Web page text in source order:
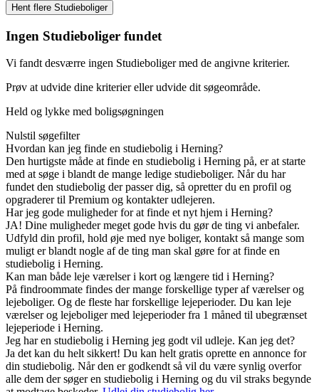
Ingen Studieboliger fundet
Vi fandt desværre ingen Studieboliger med de angivne kriterier.
Prøv at udvide dine kriterier eller udvide dit søgeområde.
Held og lykke med boligsøgningen
Nulstil søgefilter
Hvordan kan jeg finde en studiebolig i Herning?
Den hurtigste måde at finde en studiebolig i Herning på, er at starte
med at søge i blandt de mange ledige studieboliger. Når du har
fundet den studiebolig der passer dig, så opretter du en profil og
opgraderer til Premium og kontakter udlejeren.
Har jeg gode muligheder for at finde et nyt hjem i Herning?
JA! Dine muligheder meget gode hvis du gør de ting vi anbefaler.
Udfyld din profil, hold øje med nye boliger, kontakt så mange som
muligt er blandt nogle af de ting man skal gøre for at finde en
studiebolig i Herning.
Kan man både leje værelser i kort og længere tid i Herning?
På findroommate findes der mange forskellige typer af værelser og
lejeboliger. Og de fleste har forskellige lejeperioder. Du kan leje
værelser og lejeboliger med lejeperioder fra 1 måned til ubegrænset
lejeperiode i Herning.
Jeg har en studiebolig i Herning jeg godt vil udleje. Kan jeg det?
Ja det kan du helt sikkert! Du kan helt gratis oprette en annonce for
din studiebolig. Når den er godkendt så vil du være synlig overfor
alle dem der søger en studiebolig i Herning og du vil straks begynde